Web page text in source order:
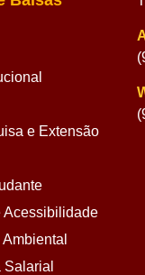
e Extensão
Acessibilidade